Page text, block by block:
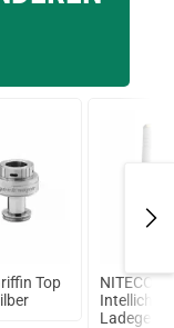
Top
Ladegerät